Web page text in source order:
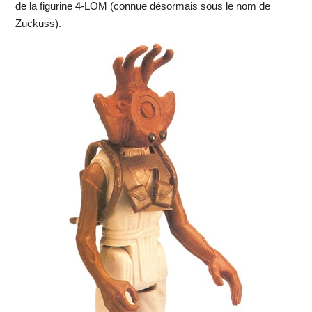
de la figurine 4-LOM (connue désormais sous le nom de
Zuckuss).